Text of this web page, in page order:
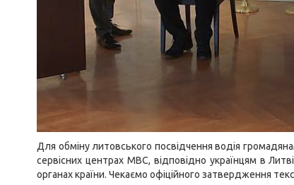
Для обміну литовського посвідчення водія
сервісних центрах МВС, відповідно українцям в
органах країни. Чекаємо офіційного затвердження